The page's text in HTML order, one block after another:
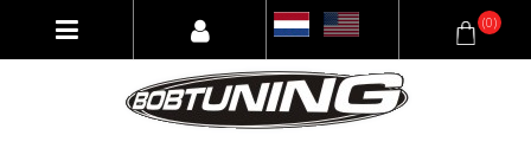
(0)